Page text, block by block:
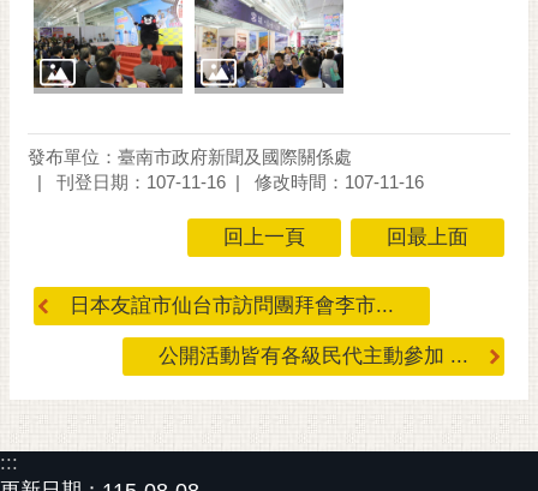
置
發布單位：臺南市政府新聞及國際關係處
刊登日期：107-11-16
修改時間：107-11-16
回上一頁 回最上面
日本友誼市仙台市訪問團拜會李市...
公開活動皆有各級民代主動參加 ...
:::